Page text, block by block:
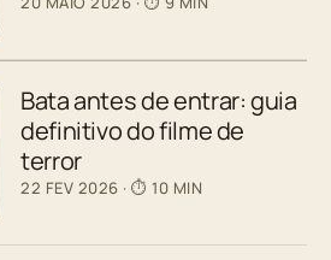
Bata antes de entrar: guia
definitivo do filme de
terror
22 FEV 2026 · ⏱ 10 MIN